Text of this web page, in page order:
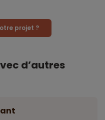
projet ?
d’autres